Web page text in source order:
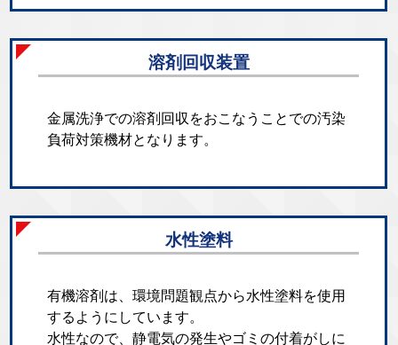
溶剤回収装置
金属洗浄での溶剤回収をおこなうことでの汚染
負荷対策機材となります。
水性塗料
有機溶剤は、環境問題観点から水性塗料を使用
するようにしています。
水性なので、静電気の発生やゴミの付着がしに